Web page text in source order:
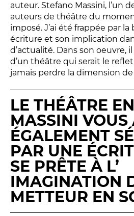
LES FRANCISCAINS
BILLETTERIE
Accueil & horaires
Tarifs, abonnements &
auteur. Stefano Massini, l’un
auteurs de théâtre du
imposé. J’ai été frappée par
écriture et son implication
d’actualité. Dans son oeuvre,
d’un théâtre qui serait le
jamais perdre la dimension
LE THÉÂTRE
MASSINI VOUS
ÉGALEMENT
PAR UNE
SE PRÊTE À L’
IMAGINATION
METTEUR EN